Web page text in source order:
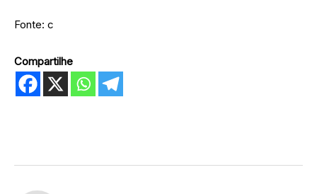
Fonte: c
Compartilhe